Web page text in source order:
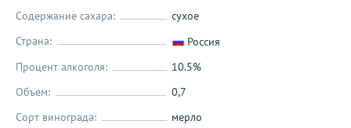
Содержание сахара:
сухое
Страна:
Россия
Процент алкоголя:
10.5%
Объем:
0,7
Сорт винограда:
мерло